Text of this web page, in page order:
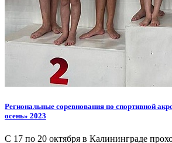
Региональные соревнования по спортивной
осень» 2023
С 17 по 20 октября в Калининграде